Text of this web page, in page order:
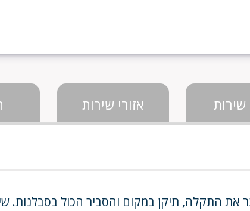
שירות אזורי שירות
את התקלה, תיקן במקום והסביר הכול בסבלנות.